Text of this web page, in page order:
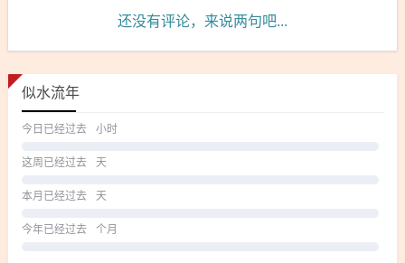
还没有评论，来说两句吧...
似水流年
今日已经过去 小时
这周已经过去 天
本月已经过去 天
今年已经过去 个月